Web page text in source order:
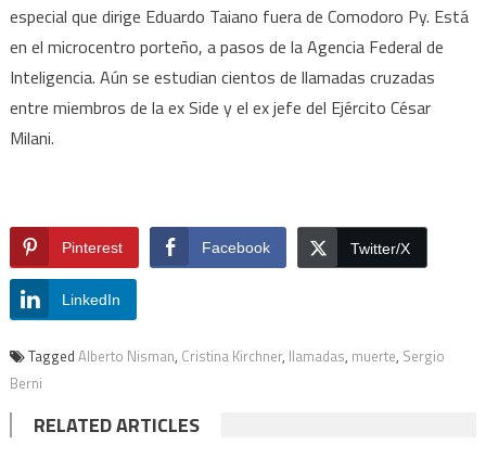
especial que dirige Eduardo Taiano fuera de Comodoro Py. Está
en el microcentro porteño, a pasos de la Agencia Federal de
Inteligencia. Aún se estudian cientos de llamadas cruzadas
entre miembros de la ex Side y el ex jefe del Ejército César
Milani.
Pinterest Facebook Twitter/X
LinkedIn
Tagged Alberto Nisman, Cristina Kirchner, llamadas, muerte, Sergio
Berni
RELATED ARTICLES